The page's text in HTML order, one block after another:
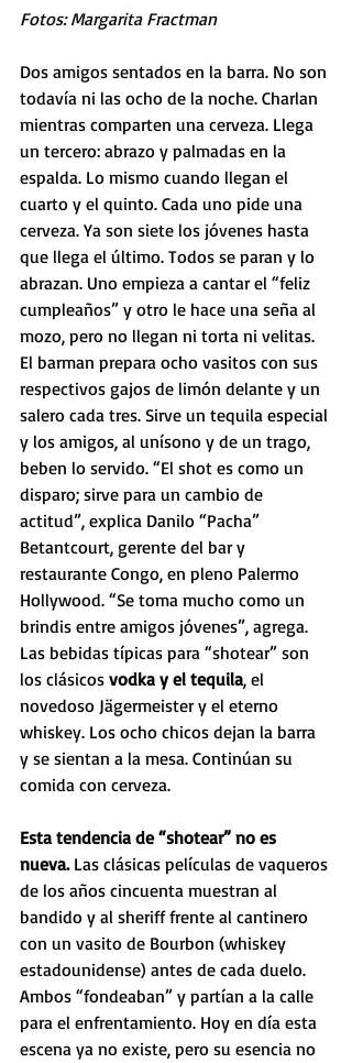
Fotos: Margarita Fractman
Dos amigos sentados en la barra. No son
todavía ni las ocho de la noche. Charlan
mientras comparten una cerveza. Llega
un tercero: abrazo y palmadas en la
espalda. Lo mismo cuando llegan el
cuarto y el quinto. Cada uno pide una
cerveza. Ya son siete los jóvenes hasta
que llega el último. Todos se paran y lo
abrazan. Uno empieza a cantar el “feliz
cumpleaños” y otro le hace una seña al
mozo, pero no llegan ni torta ni velitas.
El barman prepara ocho vasitos con sus
respectivos gajos de limón delante y un
salero cada tres. Sirve un tequila especial
y los amigos, al unísono y de un trago,
beben lo servido. “El shot es como un
disparo; sirve para un cambio de
actitud”, explica Danilo “Pacha”
Betantcourt, gerente del bar y
restaurante Congo, en pleno Palermo
Hollywood. “Se toma mucho como un
brindis entre amigos jóvenes”, agrega.
Las bebidas típicas para “shotear” son
los clásicos vodka y el tequila, el
novedoso Jägermeister y el eterno
whiskey. Los ocho chicos dejan la barra
y se sientan a la mesa. Continúan su
comida con cerveza.
Esta tendencia de “shotear” no es
nueva. Las clásicas películas de vaqueros
de los años cincuenta muestran al
bandido y al sheriff frente al cantinero
con un vasito de Bourbon (whiskey
estadounidense) antes de cada duelo.
Ambos “fondeaban” y partían a la calle
para el enfrentamiento. Hoy en día esta
escena ya no existe, pero su esencia no